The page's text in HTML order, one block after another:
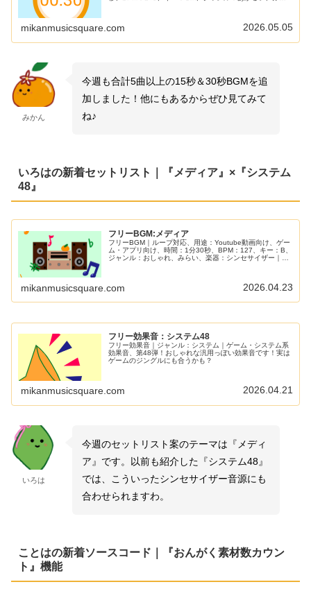
mikanmusicsquare.com 2026.05.05
みかん
今週も合計5曲以上の15秒＆30秒BGMを追
加しました！他にもあるからぜひ見てみて
ね♪
いろはの新着セットリスト｜『メディア』×『システム
48』
フリーBGM:メディア
フリーBGM｜ループ対応、用途：Youtube動画向け、ゲー
ム・アプリ向け、時間：1分30秒、BPM：127、キー：B、
ジャンル：おしゃれ、みらい、楽器：シンセサイザー｜朝
しました！
mikanmusicsquare.com 2026.04.23
フリー効果音：システム48
フリー効果音｜ジャンル：システム｜ゲーム・システム系
効果音、第48弾！おしゃれな汎用っぽい効果音です！実は
ゲームのジングルにも合うかも？
mikanmusicsquare.com 2026.04.21
いろは
今週のセットリスト案のテーマは『メディ
ア』です。以前も紹介した『システム48』
では、こういったシンセサイザー音源にも
合わせられますわ。
ことはの新着ソースコード｜『おんがく素材数カウン
ト』機能